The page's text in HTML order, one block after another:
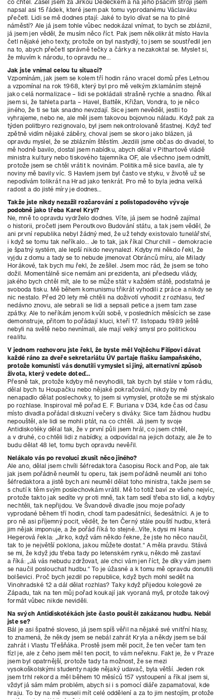
co chtěl. Zašel jsem za Jirkou Dědečkem a na jeho psacím stroji jsem
napsal asi 15 řádek, které jsem pak tomu vyprodanému Václaváku
přečetl. Lidi se mě dodnes ptají: Jaké to bylo dívat se na to plné
náměstí? Ale já jsem tohle vůbec nedokázal vnímat, to bych se zbláznil,
já jsem jen věděl, že musím něco říct. Pak jsem několikrát místo Havla
četl nějaké jeho texty, protože on byl nastydlý, to jsem se soustředil jen
na to, abych přečetl správně tečky a čárky a nezakoktal se. Myslet si,
že mluvím k národu, to opravdu ne…
Jak jste vnímal celou tu situaci?
Vzpomínám, jak jsem se kolem tří hodin ráno vracel domů přes Letnou
a vzpomínal na rok 1968, který byl pro mě velkým zklamáním stejně
jako celá normalizace – lidi se pokládali strašně rychle a snadno. Říkal
jsem si, že tahleta parta – Havel, Battěk, Křižan, Vondra, to je něco
jiného, že ti se tak snadno nevzdají. Sice jsem nevěděl, jestli to
vyhrajeme, nebo ne, ale měl jsem takovou bojovnou náladu. Když pak za
týden politbyro rezignovalo, byl jsem nekontrolovaně šťastnej. Když teď
zpětně vidím nějaké záběry, choval jsem se skoro jako blázen, já
opravdu myslel, že se zblázním štěstím. Jezdili jsme občas do divadel, to
mě hodně bavilo, dostal jsem nabídku, abych dělal v Pithartově vládě
ministra kultury nebo tiskového tajemníka OF, ale všechno jsem odmítl,
protože jsem se chtěl vrátit k novinám. Politika mě sice bavila, ale ty
noviny mě bavily víc. S Havlem jsem byl často ve styku, v životě už se
nepodívám tolikrát na Hrad jako tenkrát. Pro mě to byla jedna velká
radost a do jisté míry je dodnes…
Takže jste nikdy nezažil rozčarování z polistopadového vývoje
podobně jako třeba Karel Kryl?
Ne, mně to opravdu vydrželo dodnes. Víte, já jsem se hodně zajímal
o historii, pročetl jsem Peroutkovo Budování státu, a tak jsem věděl, že
ani první republika nebyl žádný med, že už tehdy existovalo tunelářství,
i když se tomu tak neříkalo… Je to tak, jak říkal Churchill – demokracie
je špatný systém, ale lepší nikdo nevynalezl. Kdyby mi někdo řekl, že
vyjdu z domu a tady se to nebude jmenovat Obránců míru, ale Milady
Horákové, tak bych mu řekl, že zešílel. Jsem moc rád, že jsem se toho
dožil. Momentálně sice nemám ani prezidenta, ani předsedu vlády,
jakého bych chtěl mít, ale to se může stát v každém státě, podstatná je
svoboda tisku. Mě během komunismu třikrát vyhodili z práce a nikdy se
nic nestalo. Před 20 lety mě chtěli na doživotí vyhodit z rozhlasu, teď
nedávno znovu, ale sebrali se lidi a sepsali petice a jsem tam zase
zpátky. Ale to neříkám jenom kvůli sobě, v posledních měsících se zase
demonstruje, přitom to pořádají kluci, kteří 17. listopadu 1989 ještě
nebyli na světě nebo nevnímali, ale mají velký smysl pro politickou
realitu.
V jednom rozhovoru jste řekl, že byste měl Vojtěchu Filipovi dávat
každé ráno za dveře sekretariátu ÚV partaje flašku šampaňského,
protože komunisti vás donutili vymyslet si jiný, alternativní způsob
života, který vedete doteď…
Přesně tak, protože kdyby mě nevyhodili, tak bych byl stále v tom rádiu,
dělal bych tu Houpačku nebo nějaké pokračování, nikdy by mě
nenapadlo dělat poslechovky, to jsem si vymyslel, protože se mi stýskalo
po rozhlase. Inspiroval mě pořad E. F. Buriana v D34, kde čas od času
místo divadla pořádal diskuznívečery s diváky. Sice tam žádnou hudbu
nepouštěl, ale lidi se mohli ptát, na co chtěli. Já jsem ty svoje
Antidiskotéky dělal tak, že v první půli jsem hrál, co jsem chtěl,
a v druhé, co chtěli lidi z nabídky, a odpovídal na jejich dotazy, ale že to
budu dělat 48 let, tomu bych opravdu nevěřil.
Nelákalo vás po revoluci zkusit něco jiného?
Ale ano, dělal jsem chvíli šéfredaktora časopisu Rock and Pop, ale tak
jak jsem pořádně neuměl tu operu, tak jsem pořádně neuměl ani toho
šéfredaktora a jistě bych ani neuměl dělat toho ministra, takže jsem se
s chutí k těm svým poslechovkám vrátil. Mě to totiž baví ze všeho nejvíc,
protože takto jak sedíte vy proti mně, tak tam sedí třeba sto lidí, a kdyby
nechtěli, tak nepřijdou. Ve Švandově divadle jsou moje pořady
vyprodané během tří hodin, chodí tam padesátníci, šedesátníci. A je to
pro ně asi příjemný pocit, vědět, že ten Černý stále pouští hudbu, která
jim nějak imponuje, a že pořád říká to stejné…Víte, kdysi mi Hana
Hegerová řekla: „Jirko, když vám někdo řekne, že jste ho něco naučil,
tak to je největší poklona, jakou můžete dostat.“ A měla pravdu. Stává
se mi, že když jdu třeba tady po letenském rynku, někdo mě zastaví
a říká: „Já vás nebudu zdržovat, ale chci vám jen říct, že díky vám jsem
se naučil poslouchat hudbu.“ To je úžasné a k tomu mě opravdu donutili
bolševici. Proč bych jezdil po republice, když bych mohl sedět na
Vinohradské 12 a dál dělat rozhlas? Taky když přijedou kolegové ze
Západu, tak na ten můj pořad koukají jak vyoraná myš, protože takový
formát vůbec nikde neviděli.
Na svých Antidiskotékách jste často pouštěl zakázanou hudbu. Nebál
jste se?
Bál je asi špatné sloveso, já jsem spíš věřil na nějaké své vnitřní hlasy,
to znamená, že někdy jsem se nebál zahrát Kryla a někdy jsem se bál
zahrát i Vlastu Třešňáka. Prostě jsem měl pocit, že ten večer tam ten
fízl je, ale z čeho jsem měl ten pocit, to vám neřeknu. Fakt je, že v Praze
jsem byl opatrnější, protože tady ta možnost, že se mezi
vysokoškolskými studenty najde nějaký udavač, byla větší. Jeden rok
jsem trhl rekord a měl během 10 měsíců 157 vystoupení a říkal jsem si,
vždyť já sám mám problém, abych si i s pomocí diáře zapamatoval, kde
hraju. To by na mě museli mít celé oddělení a za to jim nestojím, protože